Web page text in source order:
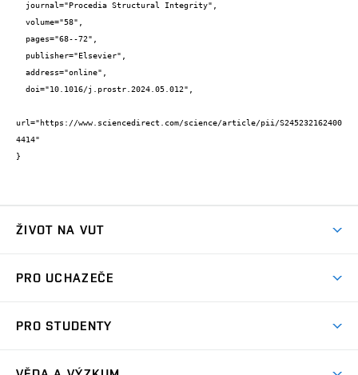
url="https://www.sciencedirect.com/science/article/pii/S245232162400
4414"
}
ŽIVOT NA VUT
Koleje
PRO UCHAZEČE
Dny otevřených dveří
PRO STUDENTY